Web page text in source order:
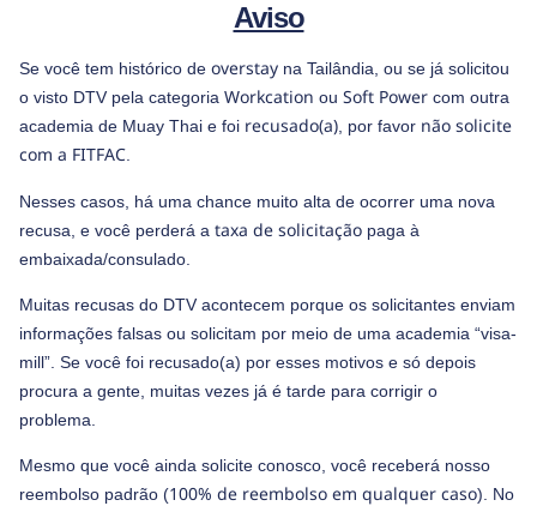
Aviso
Se você tem histórico de overstay na Tailândia, ou se já solicitou
o visto DTV pela categoria Workcation ou Soft Power com outra
academia de Muay Thai e foi recusado(a) , por favor não solicite
com a FITFAC
Nesses casos, há uma chance muito alta de ocorrer uma nova
recusa, e você perderá a taxa de solicitação paga à
embaixada/consulado.
Muitas recusas do DTV acontecem porque os solicitantes enviam
informações falsas ou solicitam por meio de uma academia “visa-
mill”. Se você foi recusado(a) por esses motivos e só depois
procura a gente, muitas vezes já é tarde para corrigir o
problema.
Mesmo que você ainda solicite conosco, você receberá nosso
reembolso padrão (100% de reembolso em qualquer caso). No